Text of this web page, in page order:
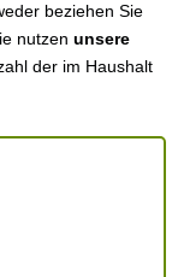
beziehen Sie
nutzen unsere
der im Haushalt